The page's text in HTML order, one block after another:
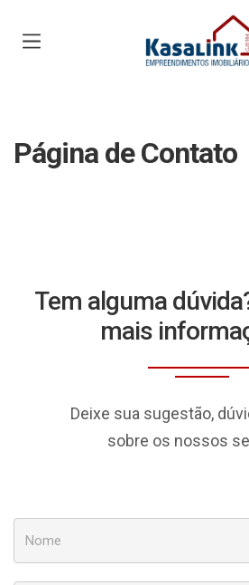
Página inicial
Página de Contato
Tem alguma
mais
Deixe sua sugestão,
sobre os nossos